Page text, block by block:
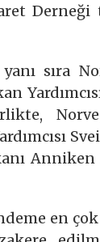
sıra
en